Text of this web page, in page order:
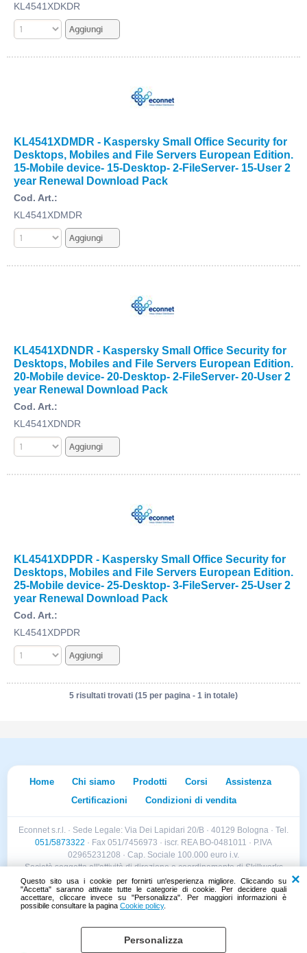
Questo sito usa i cookie per fornirti un'esperienza migliore. Cliccando su
"Accetta" saranno attivate tutte le categorie di cookie. Per decidere quali
accettare, cliccare invece su "Personalizza". Per maggiori informazioni è
possibile consultare la pagina Cookie policy.
Personalizza
KL4541XDKDR
KL4541XDMDR - Kaspersky Small Office Security for
Desktops, Mobiles and File Servers European Edition.
15-Mobile device- 15-Desktop- 2-FileServer- 15-User 2
year Renewal Download Pack
Cod. Art.:
KL4541XDMDR
KL4541XDNDR - Kaspersky Small Office Security for
Desktops, Mobiles and File Servers European Edition.
20-Mobile device- 20-Desktop- 2-FileServer- 20-User 2
year Renewal Download Pack
Cod. Art.:
KL4541XDNDR
KL4541XDPDR - Kaspersky Small Office Security for
Desktops, Mobiles and File Servers European Edition.
25-Mobile device- 25-Desktop- 3-FileServer- 25-User 2
year Renewal Download Pack
Cod. Art.:
KL4541XDPDR
5 risultati trovati (15 per pagina - 1 in totale)
Home Chi siamo Prodotti Corsi
Assistenza
Certificazioni
Condizioni di vendita
Econnet s.r.l. · Sede Legale: Via Dei Lapidari 20/B · 40129 Bologna · Tel.
051/5873322 · Fax 051/7456973 · iscr. REA BO-0481011 · P.IVA
02965231208 · Cap. Sociale 100.000 euro i.v.
Società soggetta all'attività di direzione e coordinamento di Skillworks
Holding s.r.l. · Sede Legale: Via Vittorio Emanuele II 28 · Roncadelle (BS)
- C.F. 04151440981